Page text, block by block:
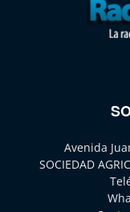
Avenida
SOCIEDAD